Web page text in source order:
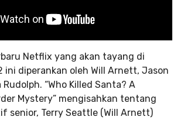
Netflix yang akan tayang di
ini diperankan oleh Will Arnett, Jason
“Who Killed Santa? A
Mystery” mengisahkan tentang
senior, Terry Seattle (Will Arnett)